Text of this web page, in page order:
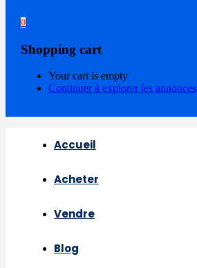
0
Shopping cart
Your cart is empty
Continuer à explorer les annonces
Accueil
Acheter
Vendre
Blog